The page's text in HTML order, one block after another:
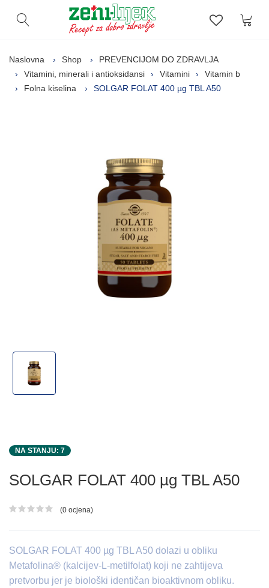
Otvori pretragu Lista
Naslovna Shop
PREVENCIJOM DO ZDRAVLJA
Vitamini, minerali i antioksidansi
Vitamini
Vitamin b
Folna kiselina
SOLGAR FOLAT 400 µg TBL A50
NA STANJU: 7
SOLGAR FOLAT 400 µg TBL A50
Ocjena proizvoda
(0 ocjena)
SOLGAR FOLAT 400 µg TBL A50 dolazi u obliku
Metafolina® (kalcijev-L-metilfolat) koji ne zahtijeva
pretvorbu jer je biološki identičan bioaktivnom obliku.